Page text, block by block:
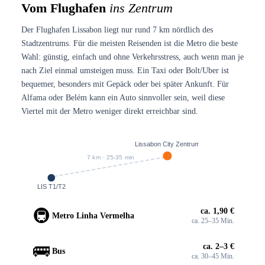
Vom Flughafen ins Zentrum
Der Flughafen Lissabon liegt nur rund 7 km nördlich des
Stadtzentrums. Für die meisten Reisenden ist die Metro die beste
Wahl: günstig, einfach und ohne Verkehrsstress, auch wenn man je
nach Ziel einmal umsteigen muss. Ein Taxi oder Bolt/Uber ist
bequemer, besonders mit Gepäck oder bei später Ankunft. Für
Alfama oder Belém kann ein Auto sinnvoller sein, weil diese
Viertel mit der Metro weniger direkt erreichbar sind.
7 km · 25-35 min
LIS T1/T2
Lissabon City Zentrum
🚇 Metro Linha Vermelha
ca. 1,90 €
ca. 25–35 Min.
🚌 Bus
ca. 2–3 €
ca. 30–45 Min.